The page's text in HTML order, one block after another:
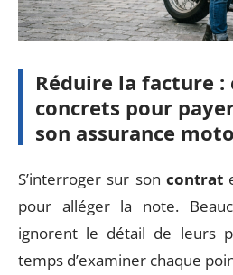
Réduire la facture :
concrets pour
son assurance
S’interroger sur son contrat
pour alléger la note.
ignorent le détail de leurs
temps d’examiner chaque